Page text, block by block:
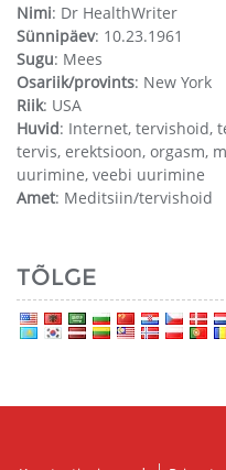
Nimi: Dr HealthWriter
Sünnipäev: 10.23.1961
Sugu: Mees
Osariik/provints: New York
Riik: USA
Huvid: Internet, tervishoid,
tervis, erektsioon, orgasm,
uurimine, veebi uurimine
Amet: Meditsiin/tervishoid
TÕLGE